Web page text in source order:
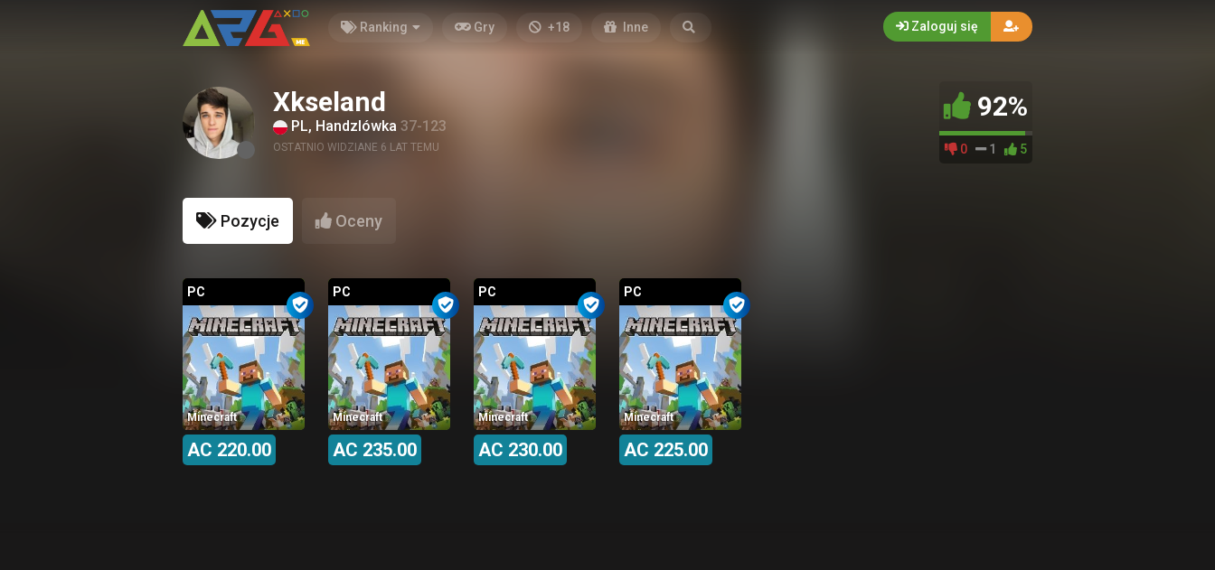
Ranking Gry +18 Inne Zaloguj się
Xkseland
PL, Handzlówka 37-123
OSTATNIO WIDZIANE 6 LAT TEMU
92%
0 1 5
Pozycje Oceny
PC
Minecraft
AC 220.00
PC
Minecraft
AC 235.00
PC
Minecraft
AC 230.00
PC
Minecraft
AC 225.00